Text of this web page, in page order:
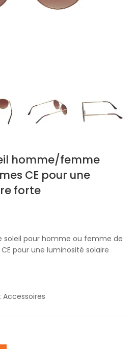
homme/femme
CE pour une
forte
soleil pour homme ou femme de
pour une luminosité solaire